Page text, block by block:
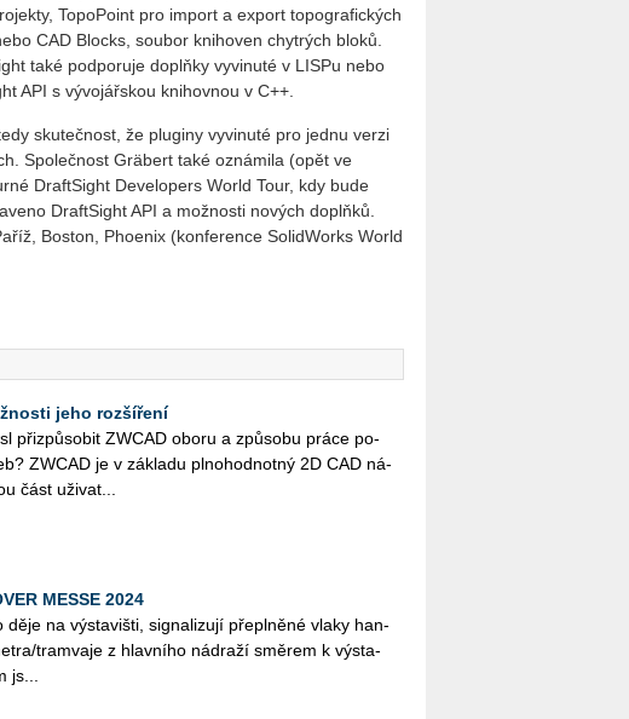
TopoPoint pro import a export topografických
CAD Blocks, soubor knihoven chytrých bloků.
také podporuje doplňky vyvinuté v LISPu nebo
API s vývojářskou knihovnou v C++.
skutečnost, že pluginy vyvinuté pro jednu verzi
Společnost Gräbert také oznámila (opět ve
DraftSight Developers World Tour, kdy bude
DraftSight API a možnosti nových doplňků.
Boston, Phoenix (konference SolidWorks World
jeho rozšíření
při­způ­so­bit ZWCAD oboru a způ­so­bu práce po­
ZWCAD je v zá­kla­du pl­no­hod­not­ný 2D CAD ná­
část uži­va­t...
MESSE 2024
děje na vý­sta­viš­ti, sig­na­li­zu­jí pře­pl­ně­né vlaky han­
tram­va­je z hlav­ní­ho ná­dra­ží smě­rem k vý­sta­
js...